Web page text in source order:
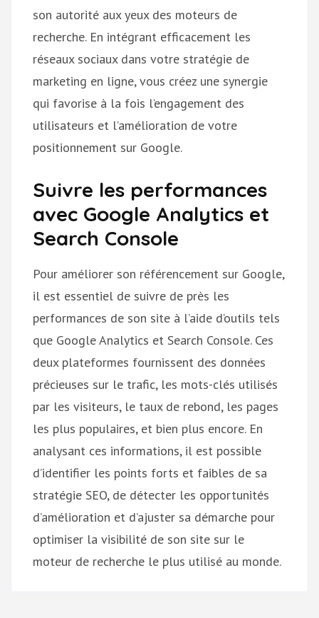
son autorité aux yeux des moteurs de
recherche. En intégrant efficacement les
réseaux sociaux dans votre stratégie de
marketing en ligne, vous créez une synergie
qui favorise à la fois l’engagement des
utilisateurs et l’amélioration de votre
positionnement sur Google.
Suivre les performances
avec Google Analytics et
Search Console
Pour améliorer son référencement sur Google,
il est essentiel de suivre de près les
performances de son site à l’aide d’outils tels
que Google Analytics et Search Console. Ces
deux plateformes fournissent des données
précieuses sur le trafic, les mots-clés utilisés
par les visiteurs, le taux de rebond, les pages
les plus populaires, et bien plus encore. En
analysant ces informations, il est possible
d’identifier les points forts et faibles de sa
stratégie SEO, de détecter les opportunités
d’amélioration et d’ajuster sa démarche pour
optimiser la visibilité de son site sur le
moteur de recherche le plus utilisé au monde.